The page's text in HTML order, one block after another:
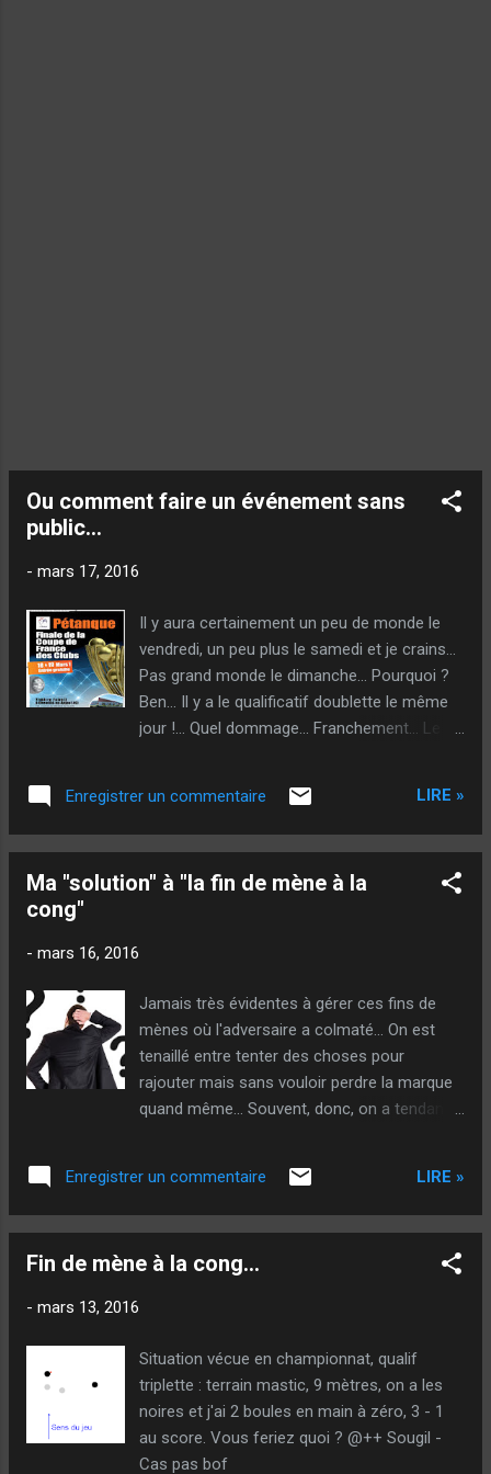
Ou comment faire un événement sans
public...
- mars 17, 2016
Il y aura certainement un peu de monde le
vendredi, un peu plus le samedi et je crains...
Pas grand monde le dimanche... Pourquoi ?
Ben... Il y a le qualificatif doublette le même
jour !... Quel dommage... Franchement... Le
de compétition le dimanche ! J'en profite
pour féliciter les organisateurs ! Pour y être
magnifique qui met en valeur la pétanque...
super discussion avec quelques membres
pour mon histoire (ridicule) avec le comité
que pour mon site et mes livres... :-( J'espère
que ça sera l'inverse dorénavant ! @++
Enregistrer un commentaire LIRE »
Ma "solution" à "la fin de mène à la
cong"
- mars 16, 2016
Jamais très évidentes à gérer ces fins de
mènes où l'adversaire a colmaté... On est
tenaillé entre tenter des choses pour
rajouter mais sans vouloir perdre la marque
quand même... Souvent, donc, on a tendance
pourtant, dans la mène que j'ai décrite on
peut tenter un coup qui peut rapporter gros
marque ! On peut pointer : Peu de chance
possible avec la blanche en face de la
notre... Mais, pour moi, cette option est trop
risquée ! si on contre la notre seule, on peu
en perdre 3... Mauvaise option à mon avis ! Si
Enregistrer un commentaire LIRE »
Fin de mène à la cong...
- mars 13, 2016
Situation vécue en championnat, qualif
triplette : terrain mastic, 9 mètres, on a les
noires et j'ai 2 boules en main à zéro, 3 - 1
au score. Vous feriez quoi ? @++ Sougil -
Cas pas bof